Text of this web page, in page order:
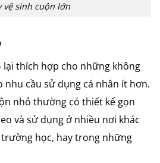
vệ sinh cuộn lớn
lại thích hợp cho những không
nhu cầu sử dụng cá nhân ít hơn.
nhỏ thường có thiết kế gọn
và sử dụng ở nhiều nơi khác
học, hay trong những